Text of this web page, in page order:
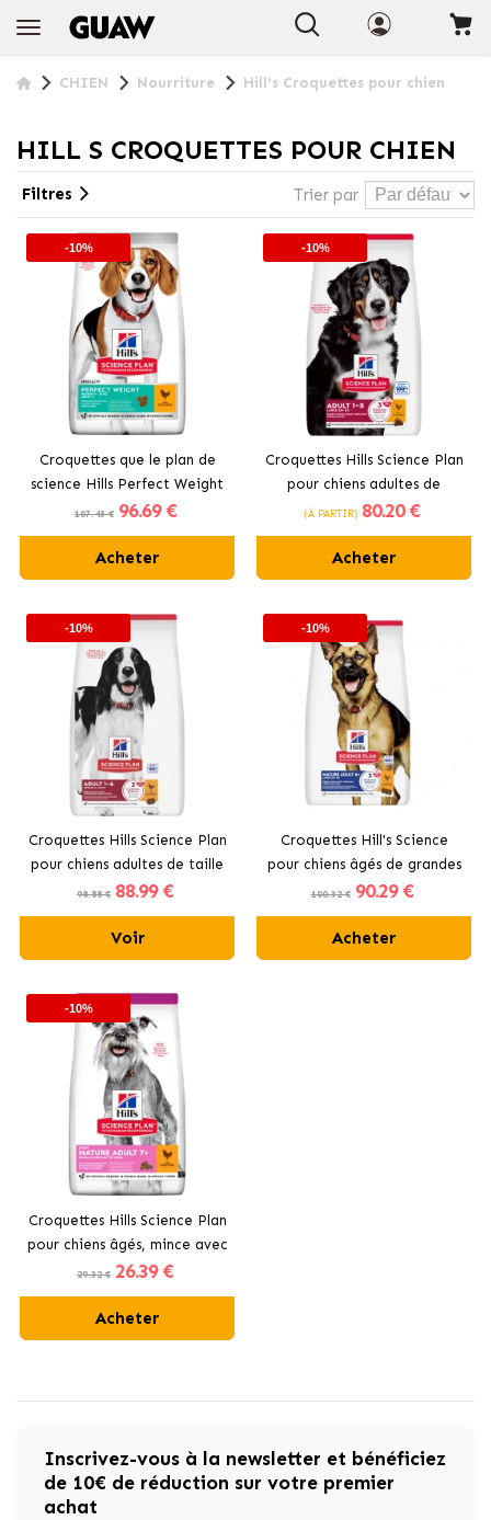
CHIEN Nourriture Hill's Croquettes pour chien
HILL S CROQUETTES POUR CHIEN
Trier par
Filtres
-10%
Croquettes que le plan de
science Hills Perfect Weight
est parfait pour les chiens de
107.43 € 96.69 €
Acheter
-10%
Croquettes Hills Science Plan
pour chiens adultes de
grande taille avec du poulet
(À PARTIR) 80.20 €
Acheter
-10%
Croquettes Hills Science Plan
pour chiens adultes de taille
moyenne avec du poulet
98.88 € 88.99 €
Voir
-10%
Croquettes Hill's Science
pour chiens âgés de grandes
races
100.32 € 90.29 €
Acheter
-10%
Croquettes Hills Science Plan
pour chiens âgés, mince avec
du poulet.
29.32 € 26.39 €
Acheter
Inscrivez-vous à la newsletter et bénéficiez
de 10€ de réduction sur votre premier
achat